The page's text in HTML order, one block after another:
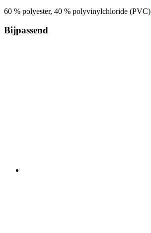
60 % polyester, 40 % polyvinylchloride (PVC)
Bijpassend